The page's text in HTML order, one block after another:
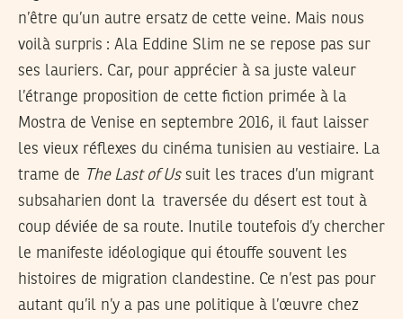
n’être qu’un autre ersatz de cette veine. Mais nous
voilà surpris : Ala Eddine Slim ne se repose pas sur
ses lauriers. Car, pour apprécier à sa juste valeur
l’étrange proposition de cette fiction primée à la
Mostra de Venise en septembre 2016, il faut laisser
les vieux réflexes du cinéma tunisien au vestiaire. La
trame de The Last of Ussuit les traces d’un migrant
subsaharien dont la traversée du désert est tout à
coup déviée de sa route. Inutile toutefois d’y chercher
le manifeste idéologique qui étouffe souvent les
histoires de migration clandestine. Ce n’est pas pour
autant qu’il n’y a pas une politique à l’œuvre chez